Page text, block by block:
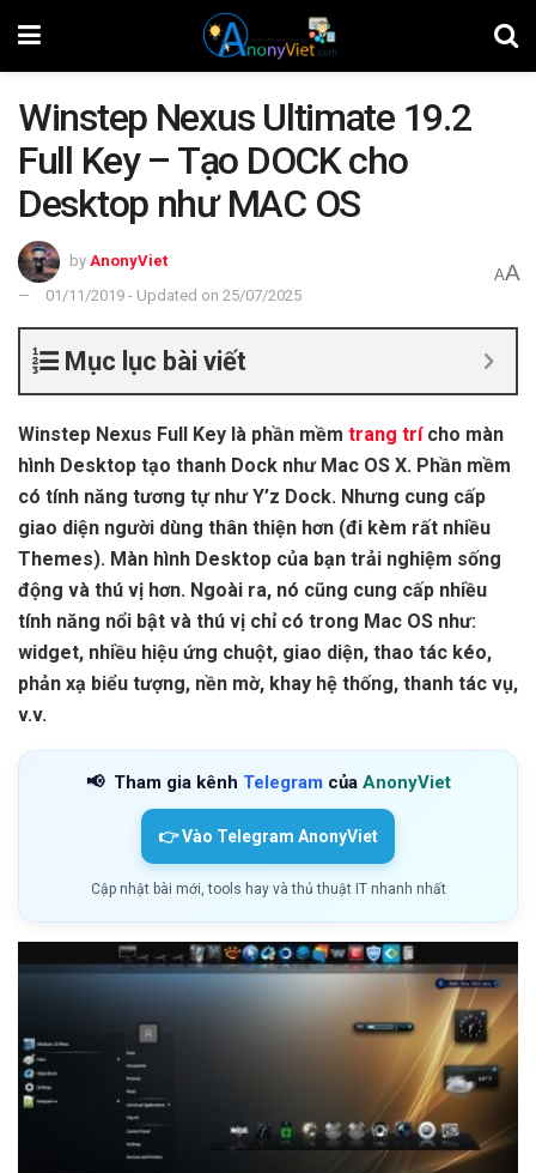
Winstep Nexus Ultimate 19.2
Full Key – Tạo DOCK cho
Desktop như MAC OS
by AnonyViet
01/11/2019 - Updated on 25/07/2025
AA
Mục lục bài viết
Winstep Nexus Full Key là phần mềm trang trícho màn
hình Desktop tạo thanh Dock như Mac OS X. Phần mềm
có tính năng tương tự như Y’z Dock. Nhưng cung cấp
giao diện người dùng thân thiện hơn (đi kèm rất nhiều
Themes). Màn hình Desktop của bạn trải nghiệm sống
động và thú vị hơn. Ngoài ra, nó cũng cung cấp nhiều
tính năng nổi bật và thú vị chỉ có trong Mac OS như:
widget, nhiều hiệu ứng chuột, giao diện, thao tác kéo,
phản xạ biểu tượng, nền mờ, khay hệ thống, thanh tác vụ,
v.v.
📢 Tham gia kênh Telegram của AnonyViet
👉 Vào Telegram AnonyViet
Cập nhật bài mới, tools hay và thủ thuật IT nhanh nhất